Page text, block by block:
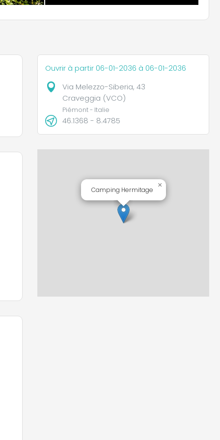
Ouvrir à partir 06-01-2036 à 06-01-2036
Via Melezzo-Siberia, 43
Craveggia (VCO)
Piémont - Italie
46.1368 - 8.4785
Camping Hermitage
×